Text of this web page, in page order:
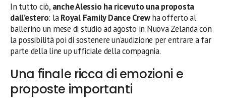
In tutto ciò, anche Alessio ha ricevuto una proposta
dall’estero: laRoyal Family Dance Crewha offerto al
ballerino un mese di studio ad agosto in Nuova Zelanda con
la possibilità poi di sostenere un’audizione per entrare a far
parte della line up ufficiale della compagnia.
Una finale ricca di emozioni e
proposte importanti